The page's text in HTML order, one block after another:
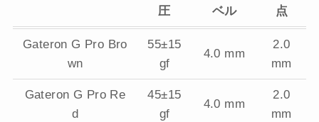
圧
ベル
点
Gateron G Pro Bro
wn
55±15
gf
4.0 mm
2.0
mm
Gateron G Pro Re
d
45±15
gf
4.0 mm
2.0
mm